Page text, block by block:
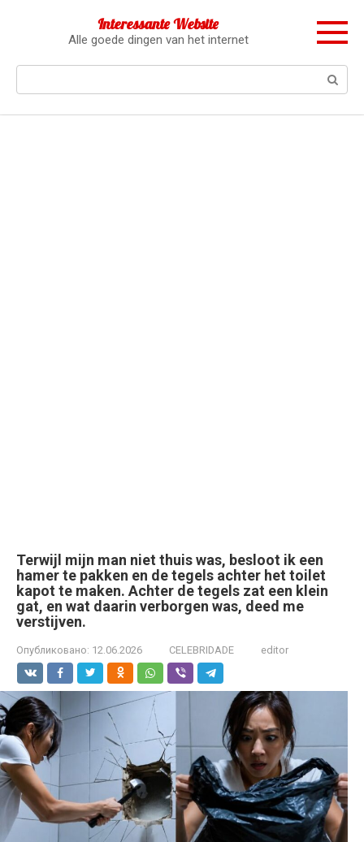
Interessante Website
Alle goede dingen van het internet
Terwijl mijn man niet thuis was, besloot ik een
hamer te pakken en de tegels achter het toilet
kapot te maken. Achter de tegels zat een klein
gat, en wat daarin verborgen was, deed me
verstijven.
Опубликовано: 12.06.2026 CELEBRIDADE editor